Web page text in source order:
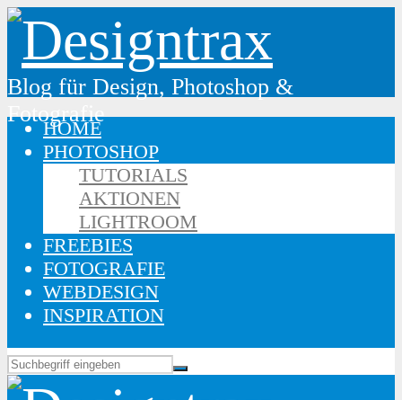
Blog für Design, Photoshop &
Fotografie
HOME
PHOTOSHOP
TUTORIALS
AKTIONEN
LIGHTROOM
FREEBIES
FOTOGRAFIE
WEBDESIGN
INSPIRATION